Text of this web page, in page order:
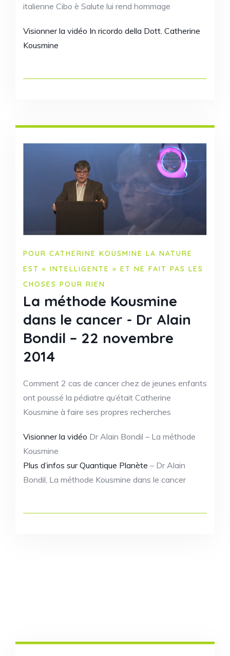
italienne Cibo è Salute lui rend hommage
Visionner la vidéo In ricordo della Dott. Catherine
Kousmine
POUR CATHERINE KOUSMINE LA NATURE
EST « INTELLIGENTE » ET NE FAIT PAS LES
CHOSES POUR RIEN
La méthode Kousmine
dans le cancer - Dr Alain
Bondil – 22 novembre
2014
Comment 2 cas de cancer chez de jeunes enfants
ont poussé la pédiatre qu’était Catherine
Kousmine à faire ses propres recherches
Visionner la vidéo Dr Alain Bondil – La méthode
Kousmine
Plus d’infos sur Quantique Planète – Dr Alain
Bondil, La méthode Kousmine dans le cancer